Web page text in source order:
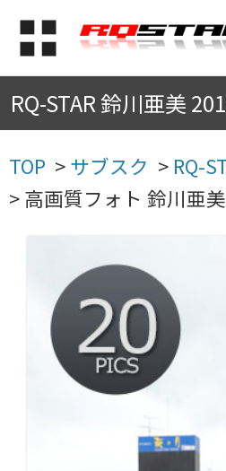
RQ-STAR 鈴川亜美
TOP >サブスク > RQ-
>高画質フォト 鈴川亜美